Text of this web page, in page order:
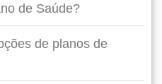
de Saúde?
de planos de